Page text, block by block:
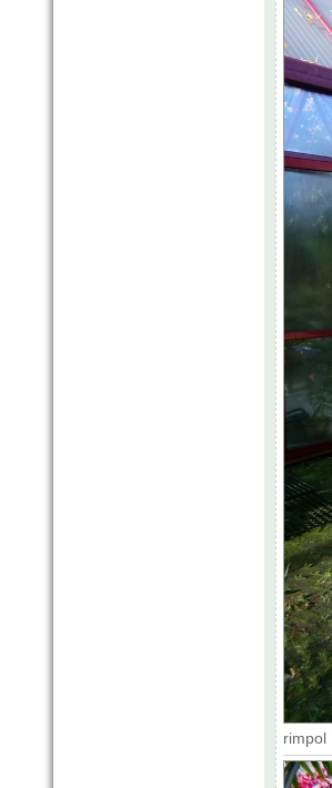
rimpol